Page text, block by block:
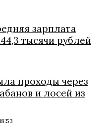
зарплата
тысячи рублей
проходы через
и лосей из